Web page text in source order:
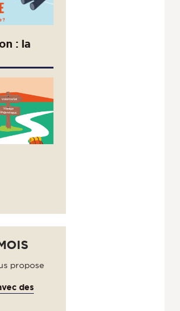
: la
propose
des